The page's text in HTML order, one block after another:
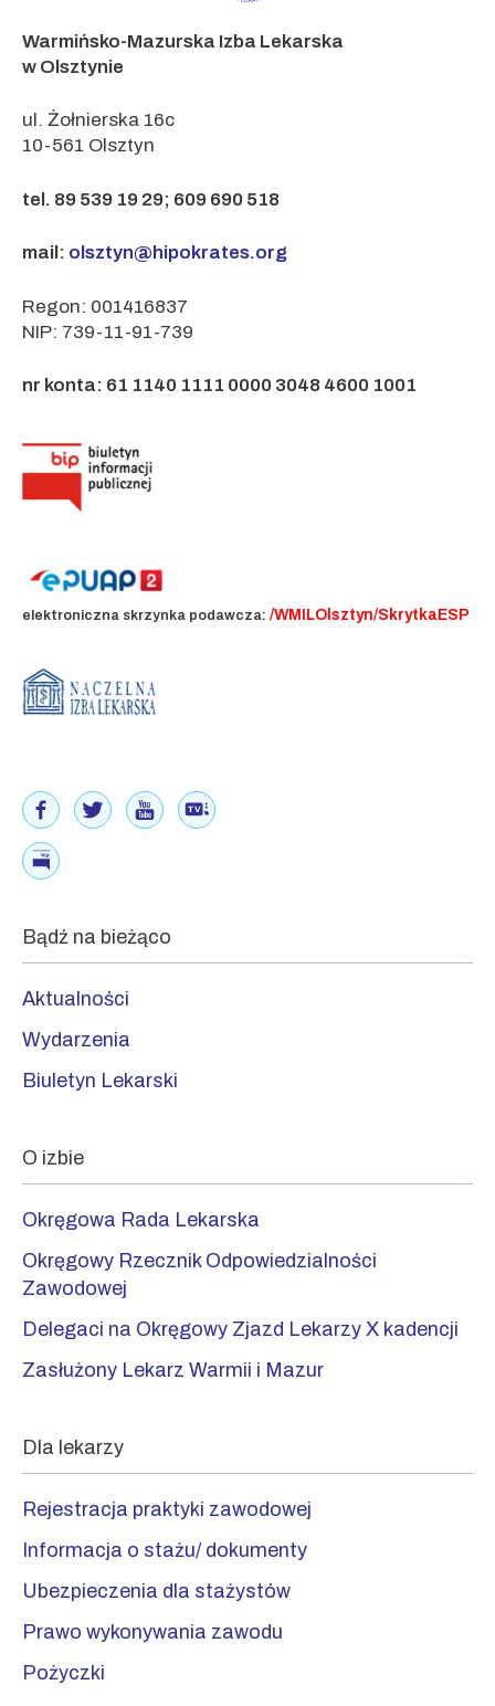
Warmińsko-Mazurska Izba Lekarska
w Olsztynie
ul. Żołnierska 16c
10-561 Olsztyn
tel. 89 539 19 29; 609 690 518
mail: olsztyn@hipokrates.org
Regon: 001416837
NIP: 739-11-91-739
nr konta: 61 1140 1111 0000 3048 4600 1001
elektroniczna skrzynka podawcza: /WMILOlsztyn/SkrytkaESP
Bądź na bieżąco
Aktualności
Wydarzenia
Biuletyn Lekarski
O izbie
Okręgowa Rada Lekarska
Okręgowy Rzecznik Odpowiedzialności
Zawodowej
Delegaci na Okręgowy Zjazd Lekarzy X kadencji
Zasłużony Lekarz Warmii i Mazur
Dla lekarzy
Rejestracja praktyki zawodowej
Informacja o stażu/ dokumenty
Ubezpieczenia dla stażystów
Prawo wykonywania zawodu
Pożyczki